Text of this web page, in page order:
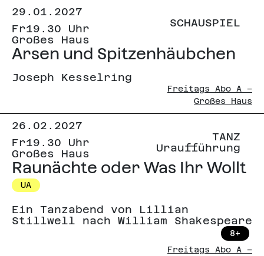
29.01.2027
Fr19.30 Uhr
Großes Haus
Arsen und Spitzenhäubchen
Joseph Kesselring
SCHAUSPIEL
Freitags Abo A –
Großes Haus
26.02.2027
Fr19.30 Uhr
Großes Haus
Raunächte oder Was Ihr Wollt
UA
Ein Tanzabend von Lillian
Stillwell nach William Shakespeare
TANZ
Uraufführung
8+
Freitags Abo A –